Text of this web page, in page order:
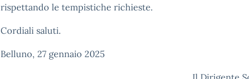
rispettando le tempistiche richieste.
Cordiali saluti.
Belluno, 27 gennaio 2025